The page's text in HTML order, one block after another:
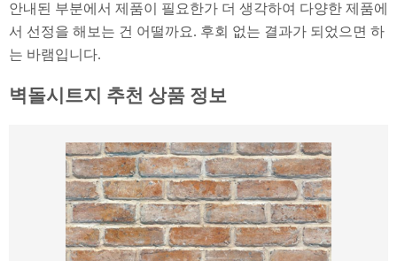
안내된 부분에서 제품이 필요한가 더 생각하여 다양한 제품에
서 선정을 해보는 건 어떨까요. 후회 없는 결과가 되었으면 하
는 바램입니다.
벽돌시트지 추천 상품 정보